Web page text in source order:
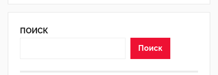
ПОИСК
Поиск